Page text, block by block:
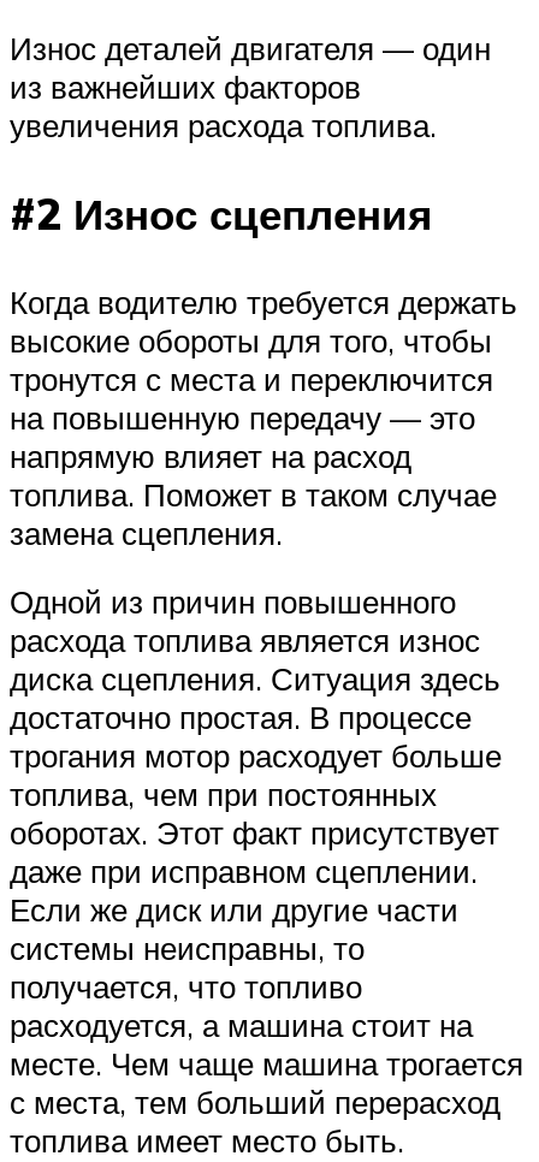
Износ деталей двигателя — один
из важнейших факторов
увеличения расхода топлива.
#2 Износ сцепления
Когда водителю требуется держать
высокие обороты для того, чтобы
тронутся с места и переключится
на повышенную передачу — это
напрямую влияет на расход
топлива. Поможет в таком случае
замена сцепления.
Одной из причин повышенного
расхода топлива является износ
диска сцепления. Ситуация здесь
достаточно простая. В процессе
трогания мотор расходует больше
топлива, чем при постоянных
оборотах. Этот факт присутствует
даже при исправном сцеплении.
Если же диск или другие части
системы неисправны, то
получается, что топливо
расходуется, а машина стоит на
месте. Чем чаще машина трогается
с места, тем больший перерасход
топлива имеет место быть.